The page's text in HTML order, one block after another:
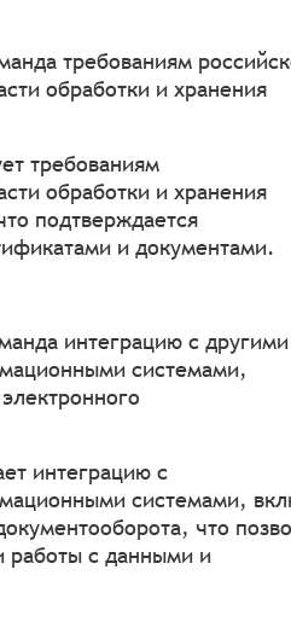
требованиям
обработки и хранения
требованиям
обработки и хранения
подтверждается
и документами.
интеграцию с другими
системами,
интеграцию с
системами,
что
работы с данными и